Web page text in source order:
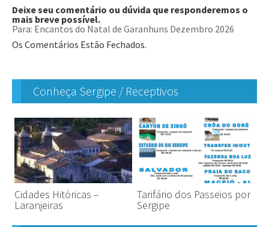
Deixe seu comentário ou dúvida que responderemos o
mais breve possível.
Para: Encantos do Natal de Garanhuns Dezembro 2026
Os Comentários Estão Fechados.
Conheça Sergipe / Receptivos
Cidades Hitóricas –
Laranjeiras
Tarifário dos Passeios por
Sergipe